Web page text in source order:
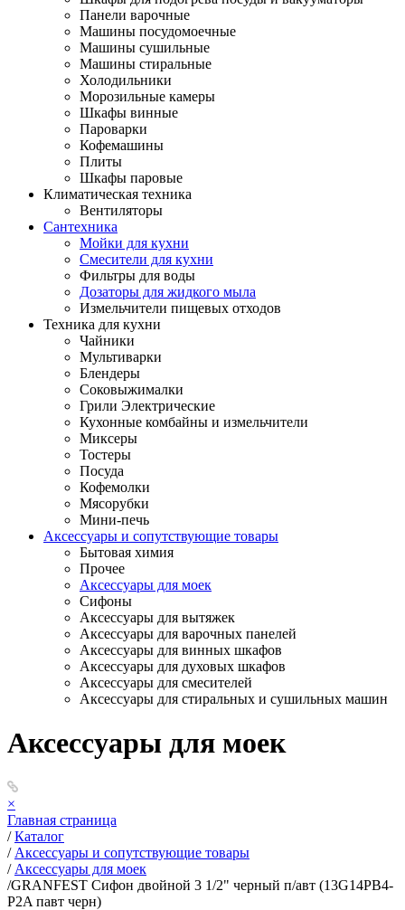
Панели варочные
Машины посудомоечные
Машины сушильные
Машины стиральные
Холодильники
Морозильные камеры
Шкафы винные
Пароварки
Кофемашины
Плиты
Шкафы паровые
Климатическая техника
Вентиляторы
Сантехника
Мойки для кухни
Смесители для кухни
Фильтры для воды
Дозаторы для жидкого мыла
Измельчители пищевых отходов
Техника для кухни
Чайники
Мультиварки
Блендеры
Соковыжималки
Грили Электрические
Кухонные комбайны и измельчители
Миксеры
Тостеры
Посуда
Кофемолки
Мясорубки
Мини-печь
Аксессуары и сопутствующие товары
Бытовая химия
Прочее
Аксессуары для моек
Сифоны
Аксессуары для вытяжек
Аксессуары для варочных панелей
Аксессуары для винных шкафов
Аксессуары для духовых шкафов
Аксессуары для смесителей
Аксессуары для стиральных и сушильных машин
Аксессуары для моек
×
Главная страница
/ Каталог
/ Аксессуары и сопутствующие товары
/ Аксессуары для моек
/GRANFEST Сифон двойной 3 1/2" черный п/авт (13G14PB4-
P2A павт черн)